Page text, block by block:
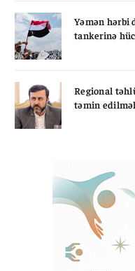
Yəmən hərbi
tankerinə
Regional
təmin